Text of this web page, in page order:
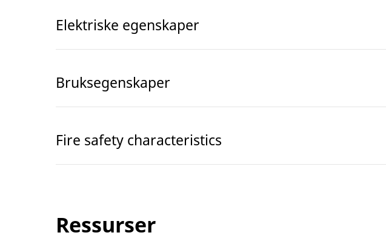
Elektriske egenskaper
Bruksegenskaper
Fire safety characteristics
Ressurser